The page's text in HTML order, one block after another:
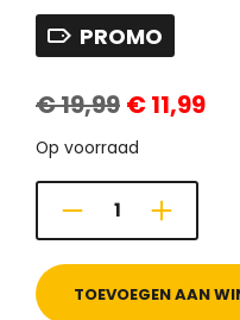
PROMO
€19,99 prijs
€ 19,99.
€11,99prijs
Op voorraad
TOEVOEGEN AAN